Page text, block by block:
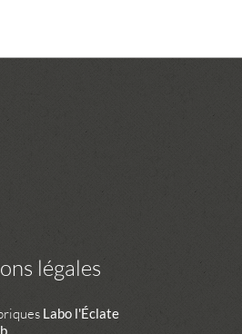
légales
Labo l'Éclate